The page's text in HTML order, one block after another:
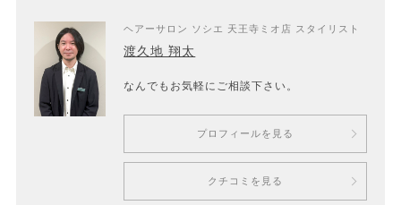
ヘアーサロン ソシエ 天王寺ミオ店 スタイリスト
渡久地 翔太
なんでもお気軽にご相談下さい。
プロフィールを見る
クチコミを見る